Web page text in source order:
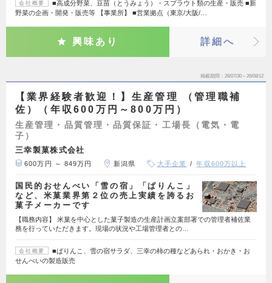
会社概要
■高成分野菜、豆苗（とうみょう）・スプラウト類の生産・販売 ■新
野菜の企画・開発・販売等 【事業所】 ■営業拠点（東京/大阪/…
興味あり 詳細へ
掲載期間 26/07/30～26/08/12
【業界経験者歓迎！】生産管理 （管理職補
佐）（年収600万円～800万円）
生産管理・品質管理・品質保証・工場長（電気・電
子）
三幸製菓株式会社
600万円 ～ 849万円 新潟県 大手企業 年収600万以上
国民的おせんべい「雪の宿」「ぱりんこ」
など、米菓業界第２位の売上実績を誇るお
菓子メーカーです
【職務内容】 米菓を中心とした菓子製造の生産計画立案部署での管理者補佐業
務を行っていただきます。現場の状況や工場管理者との…
会社概要
■ぱりんこ、雪の宿サラダ、三幸の柿の種などあられ・おかき・お
せんべいの製造販売